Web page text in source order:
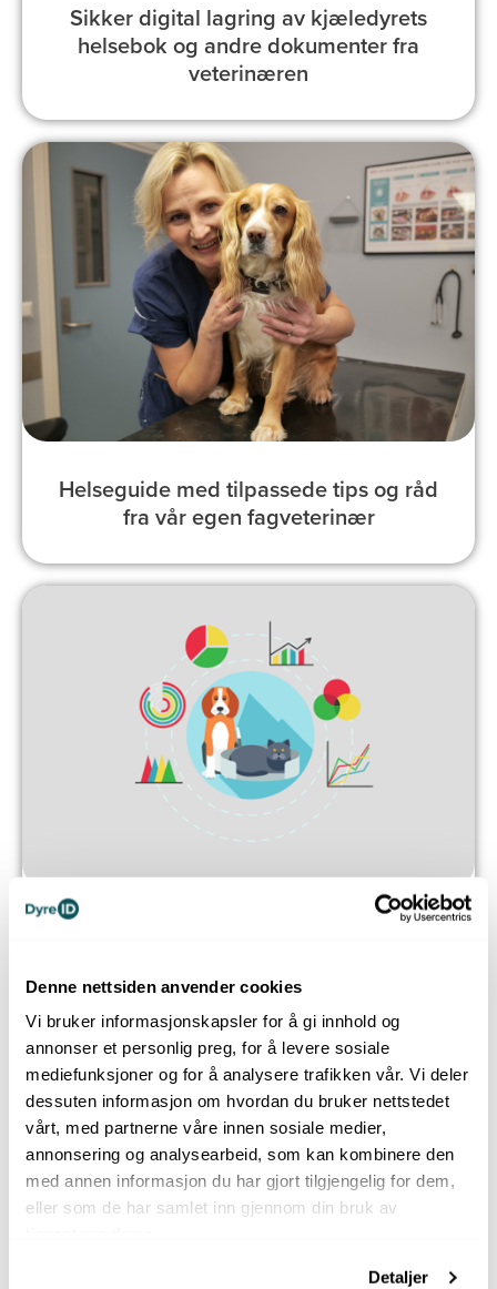
Denne nettsiden anvender cookies
Vi bruker informasjonskapsler for å gi innhold og
annonser et personlig preg, for å levere sosiale
mediefunksjoner og for å analysere trafikken vår. Vi deler
dessuten informasjon om hvordan du bruker nettstedet
vårt, med partnerne våre innen sosiale medier,
annonsering og analysearbeid, som kan kombinere den
med annen informasjon du har gjort tilgjengelig for dem,
eller som de har samlet inn gjennom din bruk av
Detaljer
Sikker digital lagring av kjæledyrets
helsebok og andre dokumenter fra
veterinæren
Helseguide med tilpassede tips og råd
fra vår egen fagveterinær
Rasespesifikk sykdoms-statistikk, samt
fakta